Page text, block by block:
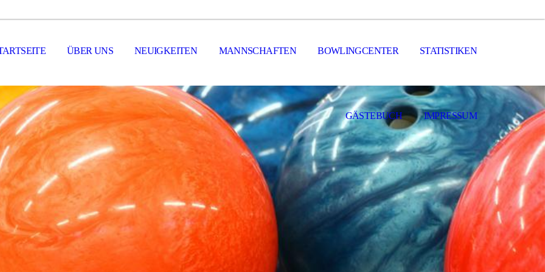
ÜBER UNS NEUIGKEITEN MANNSCHAFTEN BOWLINGCENTER STATISTIKEN
GÄSTEBUCH IMPRESSUM